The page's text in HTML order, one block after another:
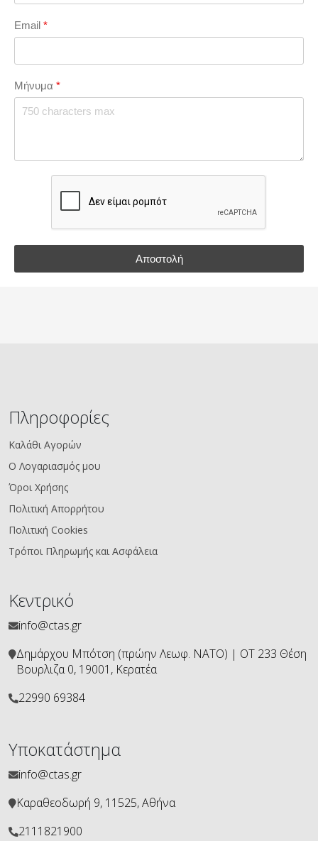
Email *
Μήνυμα *
Αποστολή
Πληροφορίες
Καλάθι Αγορών
Ο Λογαριασμός μου
Όροι Χρήσης
Πολιτική Απορρήτου
Πολιτική Cookies
Τρόποι Πληρωμής και Ασφάλεια
Κεντρικό
info@ctas.gr
Δημάρχου Μπότση (πρώην Λεωφ. ΝΑΤΟ) | ΟΤ 233 Θέση
Βουρλιζα 0, 19001, Κερατέα
22990 69384
Υποκατάστημα
info@ctas.gr
Καραθεοδωρή 9, 11525, Αθήνα
2111821900